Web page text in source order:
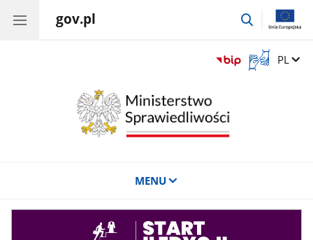
gov.pl
przejdź
Otwórz
okno
Zmień
PL
MENU